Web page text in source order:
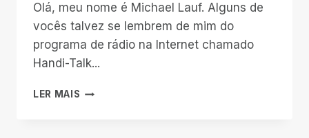
Olá, meu nome é Michael Lauf. Alguns de
vocês talvez se lembrem de mim do
programa de rádio na Internet chamado
Handi-Talk...
LER MAIS SEROTALK